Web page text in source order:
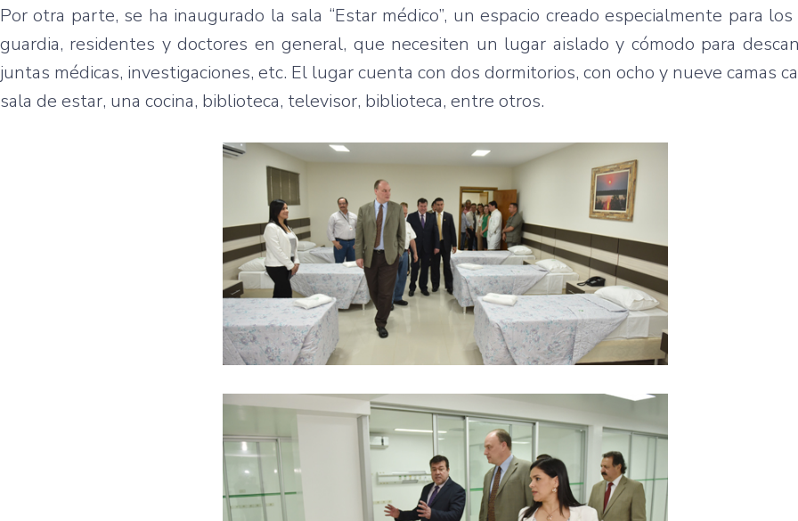
Por otra parte, se ha inaugurado la sala “Estar médico”, un espacio creado especialmente para
guardia, residentes y doctores en general, que necesiten un lugar aislado y cómodo para
juntas médicas, investigaciones, etc. El lugar cuenta con dos dormitorios, con ocho y nueve camas
sala de estar, una cocina, biblioteca, televisor, biblioteca, entre otros.